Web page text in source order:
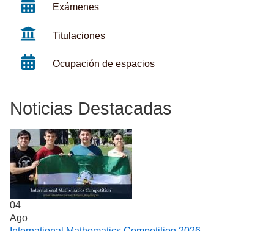
Exámenes
Titulaciones
Ocupación de espacios
Noticias Destacadas
04
Ago